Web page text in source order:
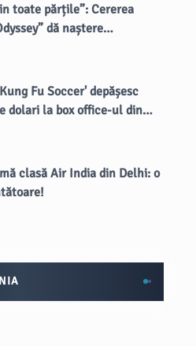
toate părțile”: Cererea
dă naștere
Fu Soccer' depășesc
dolari la box office-ul din
clasă Air India din Delhi: o